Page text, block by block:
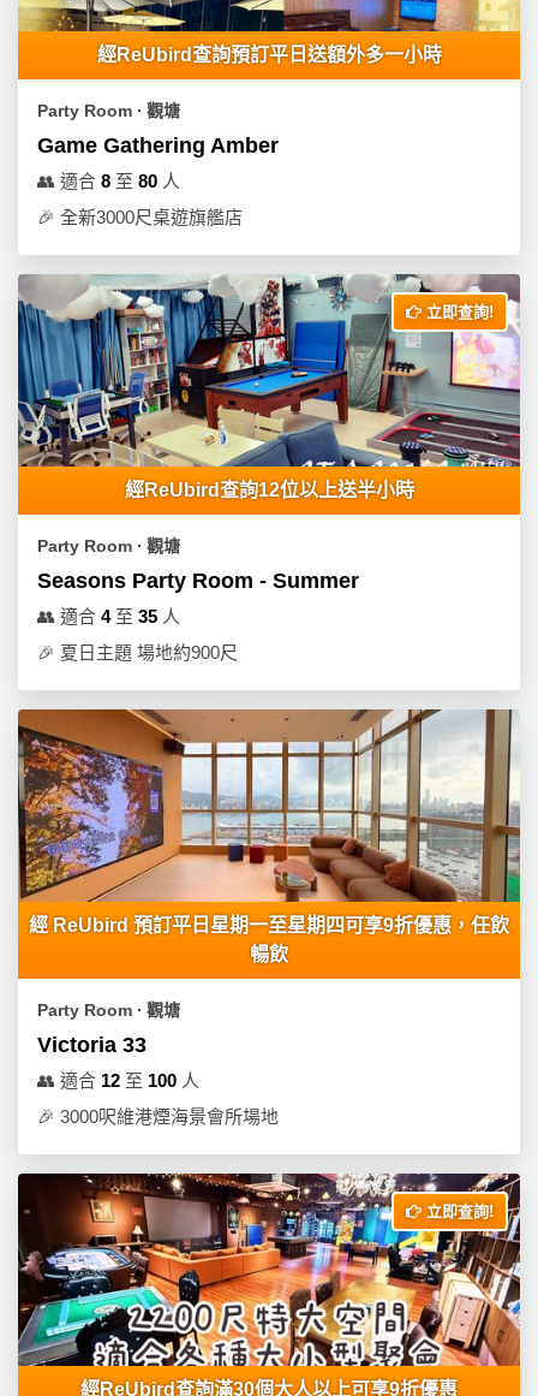
經ReUbird查詢預訂平日送額外多一小時
Party Room ∙ 觀塘
Game Gathering Amber
👥 適合 8 至 80 人
🎉 全新3000尺桌遊旗艦店
立即查詢!
經ReUbird查詢12位以上送半小時
Party Room ∙ 觀塘
Seasons Party Room - Summer
👥 適合 4至 35 人
🎉 夏日主題 場地約900尺
經 ReUbird 預訂平日星期一至星期四可享9折優惠，任飲
暢飲
Party Room ∙ 觀塘
Victoria 33
👥 適合 12 至 100 人
🎉 3000呎維港煙海景會所場地
立即查詢!
經ReUbird查詢滿30個大人以上可享9折優惠